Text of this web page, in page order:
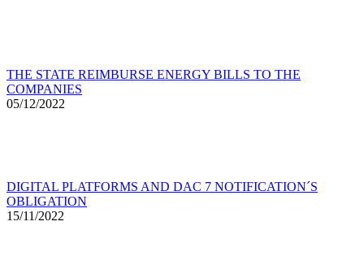
THE STATE REIMBURSE ENERGY BILLS TO THE
COMPANIES
05/12/2022
DIGITAL PLATFORMS AND DAC 7 NOTIFICATION´S
OBLIGATION
15/11/2022